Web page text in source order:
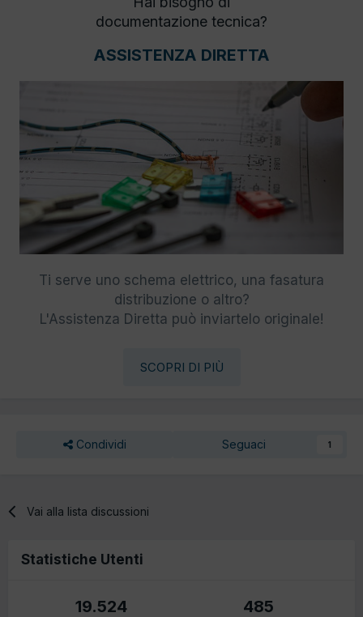
documentazione tecnica?
ASSISTENZA DIRETTA
Ti serve uno schema elettrico, una fasatura
distribuzione o altro?
L'Assistenza Diretta può inviartelo originale!
SCOPRI DI PIÙ
Condividi Seguaci 1
Vai alla lista discussioni
Statistiche Utenti
19.524 485